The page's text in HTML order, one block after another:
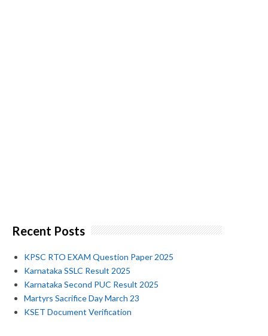
Recent Posts
KPSC RTO EXAM Question Paper 2025
Karnataka SSLC Result 2025
Karnataka Second PUC Result 2025
Martyrs Sacrifice Day March 23
KSET Document Verification